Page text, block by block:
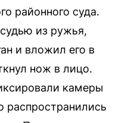
районного суда.
из ружья,
и вложил его в
нож в лицо.
камеры